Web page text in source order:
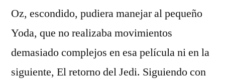
Oz, escondido, pudiera manejar al pequeño
Yoda, que no realizaba movimientos
demasiado complejos en esa película ni en la
siguiente, El retorno del Jedi. Siguiendo con